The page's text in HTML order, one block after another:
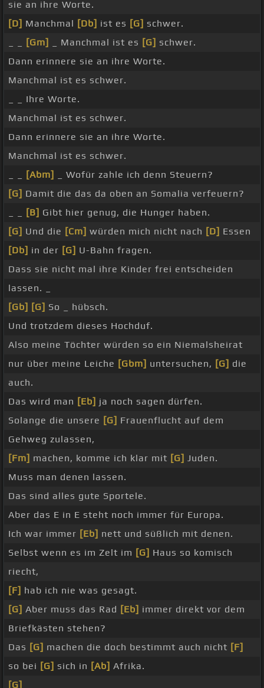
sie an ihre Worte.
[D] Manchmal [Db] ist es [G] schwer.
[Gm] _ Manchmal ist es [G] schwer.
Dann erinnere sie an ihre Worte.
Manchmal ist es schwer.
_ _ Ihre Worte.
Manchmal ist es schwer.
Dann erinnere sie an ihre Worte.
Manchmal ist es schwer.
[Abm]
_ Wofür zahle ich denn Steuern?
[G] Damit die das da oben an Somalia verfeuern?
[B] Gibt hier genug, die Hunger haben.
[G] Und die [Cm] würden mich nicht nach [D] Essen
[Db] in der [G] U-Bahn fragen.
Dass sie nicht mal ihre Kinder frei entscheiden
lassen. _
[Gb] [G] So _ hübsch.
Und trotzdem dieses Hochduf.
Also meine Töchter würden so ein Niemalsheirat
nur über meine Leiche [Gbm] untersuchen, [G] die
auch.
Das wird man [Eb] ja noch sagen dürfen.
Solange die unsere [G] Frauenflucht auf dem
Gehweg zulassen,
[Fm] machen, komme ich klar mit [G] Juden.
Muss man denen lassen.
Das sind alles gute Sportele.
Aber das E in E steht noch immer für Europa.
Ich war immer [Eb] nett und süßlich mit denen.
Selbst wenn es im Zelt im [G] Haus so komisch
riecht,
[F] hab ich nie was gesagt.
[G] Aber muss das Rad [Eb] immer direkt vor dem
Briefkästen stehen?
Das [G] machen die doch bestimmt auch nicht [F]
so bei [G] sich in [Ab] Afrika.
[G]